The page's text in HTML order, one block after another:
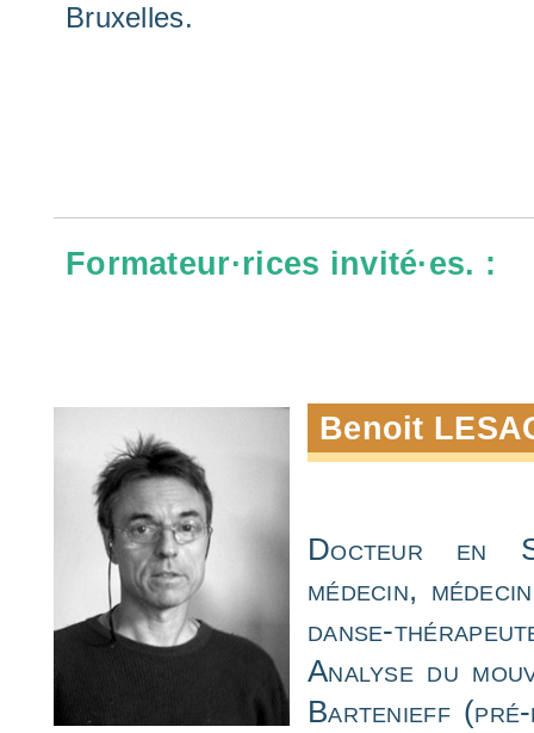
Bruxelles.
Formateur·rices invité·es. :
Benoit
Docteur en
médecin,
danse-
Analyse du
Bartenieff